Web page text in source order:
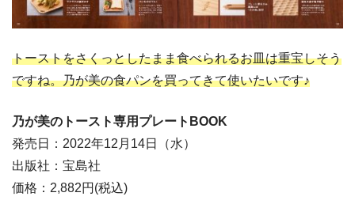
トーストをさくっとしたまま食べられるお皿は重宝しそう
ですね。乃が美の食パンを買ってきて使いたいです♪
乃が美のトースト専用プレートBOOK
発売日：2022年12月14日（水）
出版社：宝島社
価格：2,882円(税込)